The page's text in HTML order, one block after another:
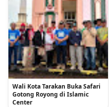
Wali Kota Tarakan Buka Safari
Gotong Royong di Islamic
Center